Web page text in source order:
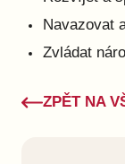
Navazovat
Zvládat
ZPĚT NA